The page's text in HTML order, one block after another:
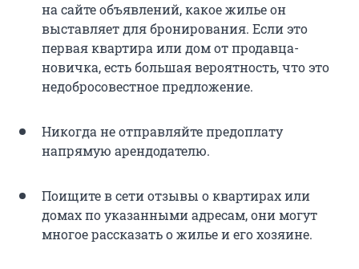
на сайте объявлений, какое жилье он
выставляет для бронирования. Если это
первая квартира или дом от продавца-
новичка, есть большая вероятность, что это
недобросовестное предложение.
Никогда не отправляйте предоплату
напрямую арендодателю.
Поищите в сети отзывы о квартирах или
домах по указанными адресам, они могут
многое рассказать о жилье и его хозяине.